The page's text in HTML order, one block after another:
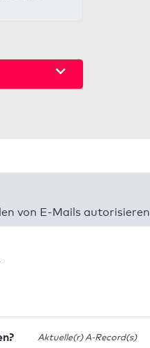
von E-Mails autorisieren
Aktuelle(r) A-Record(s)